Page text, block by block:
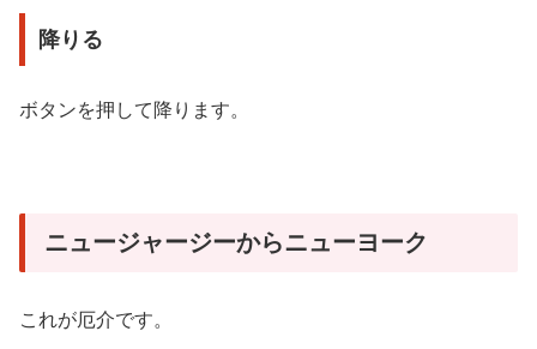
降りる
ボタンを押して降ります。
ニュージャージーからニューヨーク
これが厄介です。